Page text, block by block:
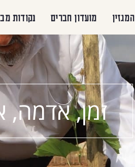
המגזין מועדון חברים נקודות
זמן, אדמה,